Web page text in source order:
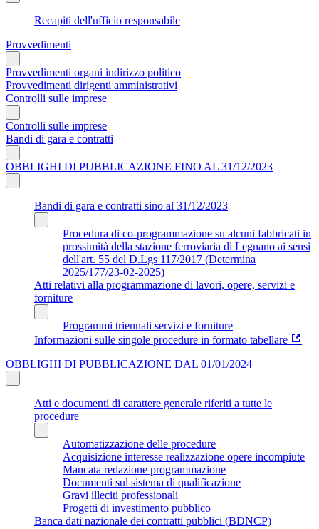
Recapiti dell'ufficio responsabile
Provvedimenti
Provvedimenti organi indirizzo politico
Provvedimenti dirigenti amministrativi
Controlli sulle imprese
Controlli sulle imprese
Bandi di gara e contratti
OBBLIGHI DI PUBBLICAZIONE FINO AL 31/12/2023
Bandi di gara e contratti sino al 31/12/2023
Procedura di co-programmazione su alcuni fabbricati in
prossimità della stazione ferroviaria di Legnano ai sensi
dell'art. 55 del D.Lgs 117/2017 (Determina
2025/177/23-02-2025)
Atti relativi alla programmazione di lavori, opere, servizi e
forniture
Programmi triennali servizi e forniture
Informazioni sulle singole procedure in formato tabellare
OBBLIGHI DI PUBBLICAZIONE DAL 01/01/2024
Atti e documenti di carattere generale riferiti a tutte le
procedure
Automatizzazione delle procedure
Acquisizione interesse realizzazione opere incompiute
Mancata redazione programmazione
Documenti sul sistema di qualificazione
Gravi illeciti professionali
Progetti di investimento pubblico
Banca dati nazionale dei contratti pubblici (BDNCP)